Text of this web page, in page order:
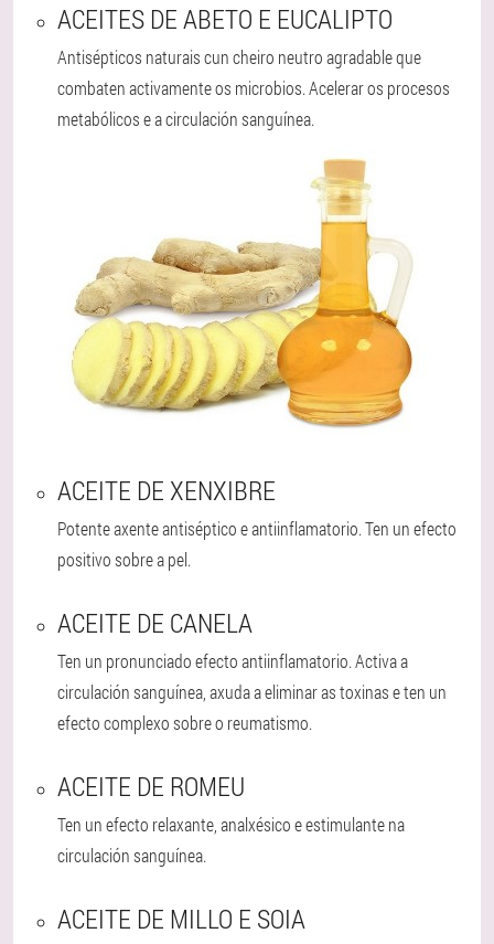
ACEITES DE ABETO E EUCALIPTO
Antisépticos naturais cun cheiro neutro agradable que
combaten activamente os microbios. Acelerar os procesos
metabólicos e a circulación sanguínea.
ACEITE DE XENXIBRE
Potente axente antiséptico e antiinflamatorio. Ten un efecto
positivo sobre a pel.
ACEITE DE CANELA
Ten un pronunciado efecto antiinflamatorio. Activa a
circulación sanguínea, axuda a eliminar as toxinas e ten un
efecto complexo sobre o reumatismo.
ACEITE DE ROMEU
Ten un efecto relaxante, analxésico e estimulante na
circulación sanguínea.
ACEITE DE MILLO E SOIA